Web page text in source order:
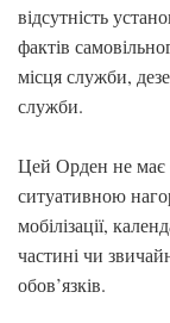
відсутність
фактів
місця служби,
служби.
Цей Орден не
ситуативною
мобілізації,
частині чи
обов’язків.